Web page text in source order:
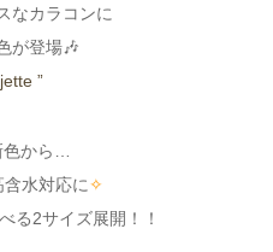
なカラコンに
が登場🎶
”
から…
水対応に✧
る2サイズ展開！！